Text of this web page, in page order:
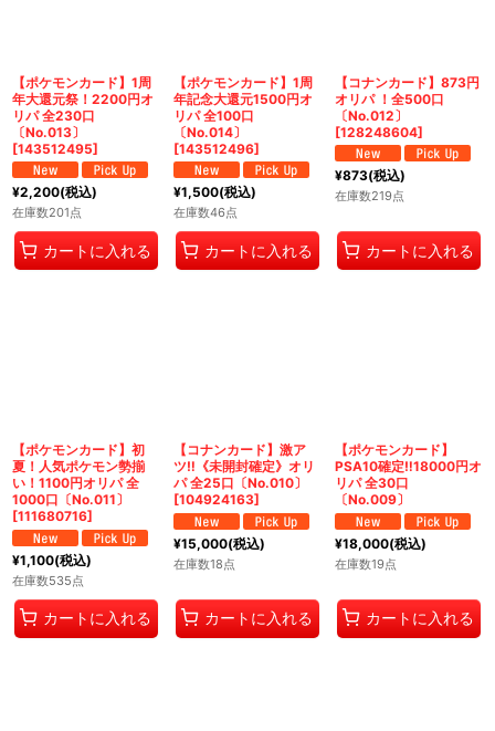
【ポケモンカード】1周
年大還元祭！2200円オ
リパ 全230口
〔No.013〕
[143512495]
¥2,200(税込)
在庫数201点
カートに入れる
【ポケモンカード】1周
年記念大還元1500円オ
リパ 全100口
〔No.014〕
[143512496]
¥1,500(税込)
在庫数46点
カートに入れる
【コナンカード】873円
オリパ ！全500口
〔No.012〕
[128248604]
¥873(税込)
在庫数219点
カートに入れる
【ポケモンカード】初
夏！人気ポケモン勢揃
い！1100円オリパ 全
1000口〔No.011〕
[111680716]
¥1,100(税込)
在庫数535点
カートに入れる
【コナンカード】激ア
ツ‼️《未開封確定》オリ
パ 全25口〔No.010〕
[104924163]
¥15,000(税込)
在庫数18点
カートに入れる
【ポケモンカード】
PSA10確定‼️18000円オ
リパ 全30口
〔No.009〕
¥18,000(税込)
在庫数19点
カートに入れる